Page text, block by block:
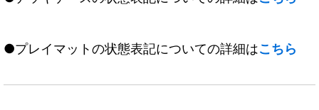
●プレイマットの状態表記についての詳細はこちら